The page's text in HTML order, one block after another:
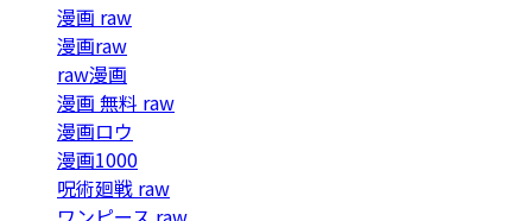
漫画 raw
漫画raw
raw漫画
漫画 無料 raw
漫画ロウ
漫画1000
呪術廻戦 raw